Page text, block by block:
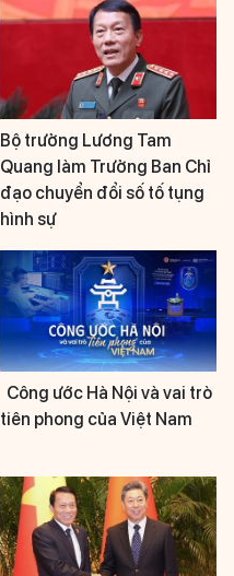
Bộ trưởng Lương Tam
Quang làm Trưởng Ban Chỉ
đạo chuyển đổi số tố tụng
hình sự
Công ước Hà Nội và vai trò
tiên phong của Việt Nam